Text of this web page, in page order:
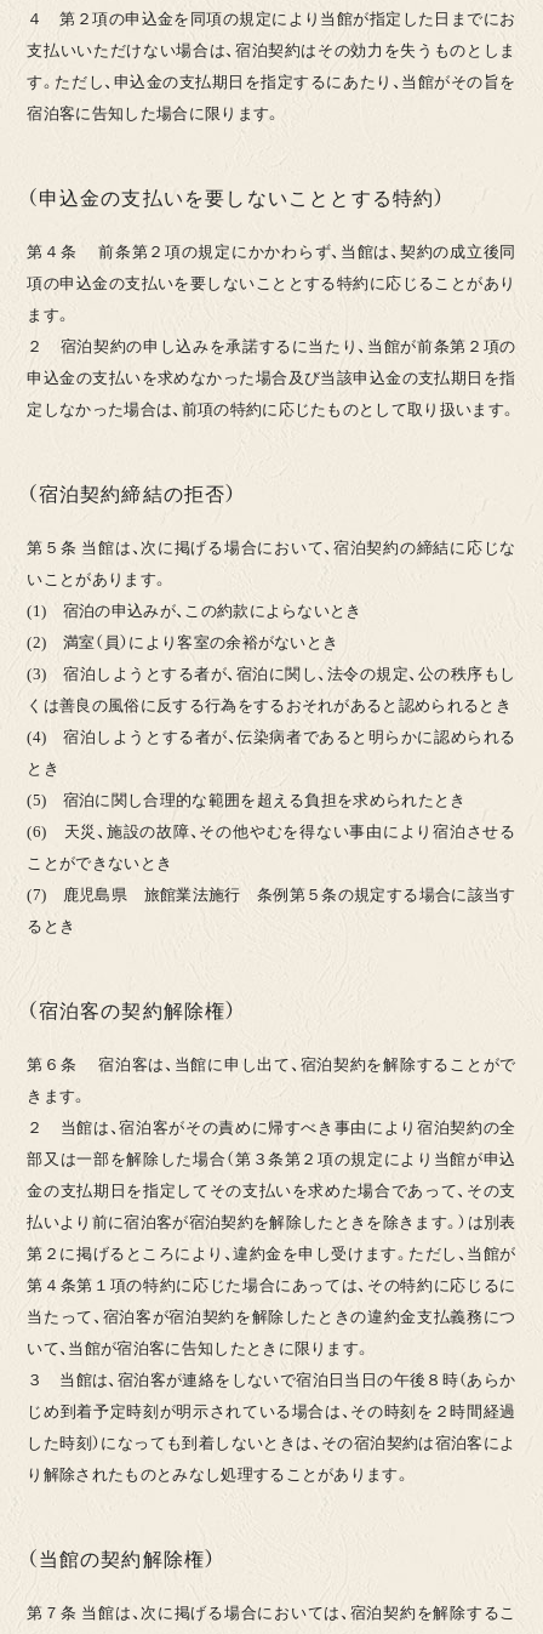
４ 第２項の申込金を同項の規定により当館が指定した日までにお
支払いいただけない場合は、宿泊契約はその効力を失うものとしま
す。ただし、申込金の支払期日を指定するにあたり、当館がその旨を
宿泊客に告知した場合に限ります。
（申込金の支払いを要しないこととする特約）
第４条 前条第２項の規定にかかわらず、当館は、契約の成立後同
項の申込金の支払いを要しないこととする特約に応じることがあり
ます。
２ 宿泊契約の申し込みを承諾するに当たり、当館が前条第２項の
申込金の支払いを求めなかった場合及び当該申込金の支払期日を指
定しなかった場合は、前項の特約に応じたものとして取り扱います。
（宿泊契約締結の拒否）
第５条 当館は、次に掲げる場合において、宿泊契約の締結に応じな
いことがあります。
(1) 宿泊の申込みが、この約款によらないとき
(2) 満室（員）により客室の余裕がないとき
(3) 宿泊しようとする者が、宿泊に関し、法令の規定、公の秩序もし
くは善良の風俗に反する行為をするおそれがあると認められるとき
(4) 宿泊しようとする者が、伝染病者であると明らかに認められる
とき
(5) 宿泊に関し合理的な範囲を超える負担を求められたとき
(6) 天災、施設の故障、その他やむを得ない事由により宿泊させる
ことができないとき
(7) 鹿児島県 旅館業法施行 条例第５条の規定する場合に該当す
るとき
（宿泊客の契約解除権）
第６条 宿泊客は、当館に申し出て、宿泊契約を解除することがで
きます。
２ 当館は、宿泊客がその責めに帰すべき事由により宿泊契約の全
部又は一部を解除した場合（第３条第２項の規定により当館が申込
金の支払期日を指定してその支払いを求めた場合であって、その支
払いより前に宿泊客が宿泊契約を解除したときを除きます。）は別表
第２に掲げるところにより、違約金を申し受けます。ただし、当館が
第４条第１項の特約に応じた場合にあっては、その特約に応じるに
当たって、宿泊客が宿泊契約を解除したときの違約金支払義務につ
いて、当館が宿泊客に告知したときに限ります。
３ 当館は、宿泊客が連絡をしないで宿泊日当日の午後８時（あらか
じめ到着予定時刻が明示されている場合は、その時刻を２時間経過
した時刻）になっても到着しないときは、その宿泊契約は宿泊客によ
り解除されたものとみなし処理することがあります。
（当館の契約解除権）
第７条 当館は、次に掲げる場合においては、宿泊契約を解除するこ